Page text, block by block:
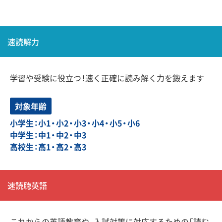
速読解力
学習や受験に役立つ！速く正確に読み解く力を鍛えます
対象年齢
小学生：小1・小2・小3・小4・小5・小6
中学生：中1・中2・中3
高校生：高1・高2・高3
速読聴英語